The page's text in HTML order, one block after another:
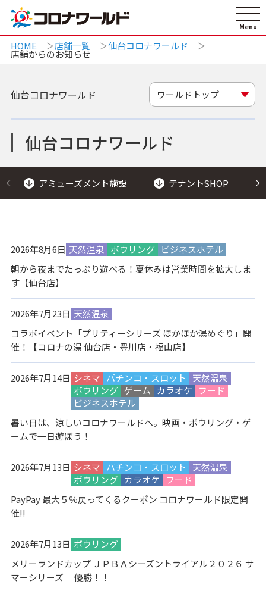
HOME 店舗一覧 仙台コロナワールド
店舗からのお知らせ
仙台コロナワールド
仙台コロナワールド ワールドトップ
アミューズメント施設 テナントSHOP
2026年8月6日 天然温泉 ボウリング
ビジネスホテル
朝から夜までたっぷり遊べる！夏休みは営業時間を拡大しま
す【仙台店】
2026年7月23日 天然温泉
コラボイベント「プリティーシリーズ ほかほか湯めぐり」開
催！【コロナの湯 仙台店・豊川店・福山店】
2026年7月14日 シネマ パチンコ・スロット
天然温泉
ボウリング ゲーム カラオケ
フード
ビジネスホテル
暑い日は、涼しいコロナワールドへ。映画・ボウリング・ゲ
ームで一日遊ぼう！
2026年7月13日 シネマ パチンコ・スロット
天然温泉
ボウリング カラオケ
フード
PayPay 最大５％戻ってくるクーポン コロナワールド限定開
催!!
2026年7月13日 ボウリング
メリーランドカップ ＪＰＢＡシーズントライアル２０２６ サ
マーシリーズ 優勝！！